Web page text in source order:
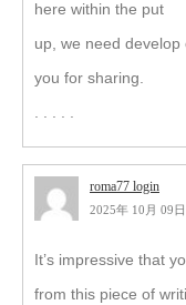
here within the put
up, we need
you for sharing.
. . . . .
roma77 login
2025年 10月 09日
It’s impressive that
from this piece of